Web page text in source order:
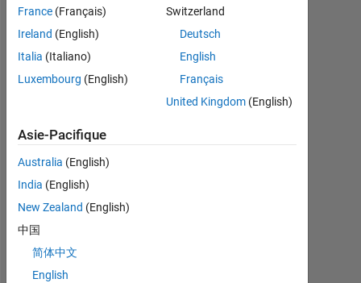
Statistiques
CONTRIBUTIONS L
-2
-1
1
2
3
France (Français)
Ireland (English)
Italia (Italiano)
Luxembourg (English)
Switzerland
Deutsch
English
Français
United Kingdom(English)
Asie-Pacifique
Australia (English)
India (English)
New Zealand (English)
中国
简体中文
English